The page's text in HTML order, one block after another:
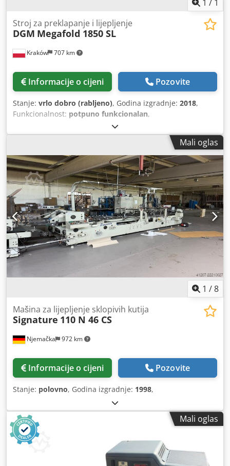
1 / 1
Kraków 707 km
Stroj za preklapanje i lijepljenje
DGM Megafold 1850 SL
Informacije o cijeni Pozovite
Stanje: vrlo dobro (rabljeno), Godina izgradnje: 2018,
Funkcionalnost: potpuno funkcionalan,
Mali oglas
1 /8
Njemačka 972 km
Mašina za lijepljenje sklopivih kutija
Signature 110 N 46 CS
Informacije o cijeni Pozovite
Stanje: polovno, Godina izgradnje: 1998,
Mali oglas